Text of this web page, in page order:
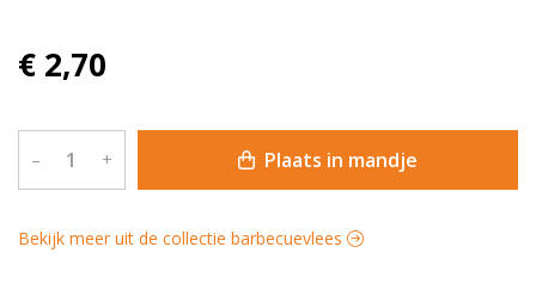
€ 2,70
– + Plaats in mandje
Bekijk meer uit de collectie barbecuevlees